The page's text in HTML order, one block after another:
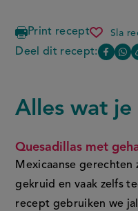
Print recept Sla
Deel dit recept:
Deel
pagina
op
(opent
in
nieuw
FAQ
Alles wat
Quesadillas met
Mexicaanse
gekruid en vaak zelfs
recept gebruiken we